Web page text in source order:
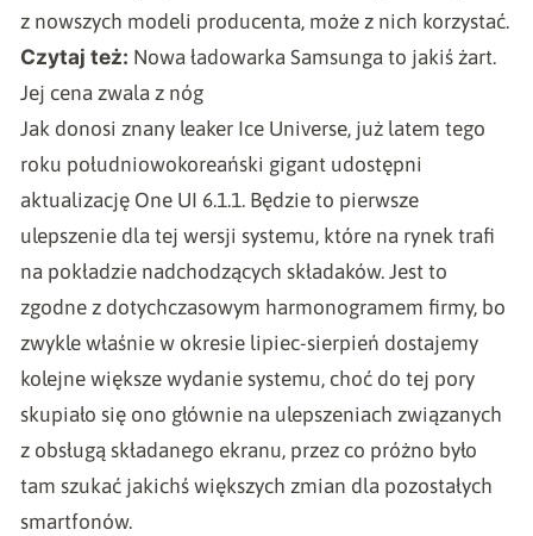
z nowszych modeli producenta, może z nich korzystać.
Czytaj też: Nowa ładowarka Samsunga to jakiś żart.
Jej cena zwala z nóg
Jak donosi znany leaker Ice Universe, już latem tego
roku południowokoreański gigant udostępni
aktualizację One UI 6.1.1. Będzie to pierwsze
ulepszenie dla tej wersji systemu, które na rynek trafi
na pokładzie nadchodzących składaków. Jest to
zgodne z dotychczasowym harmonogramem firmy, bo
zwykle właśnie w okresie lipiec-sierpień dostajemy
kolejne większe wydanie systemu, choć do tej pory
skupiało się ono głównie na ulepszeniach związanych
z obsługą składanego ekranu, przez co próżno było
tam szukać jakichś większych zmian dla pozostałych
smartfonów.